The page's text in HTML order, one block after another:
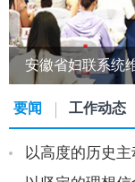
要闻 工作动态